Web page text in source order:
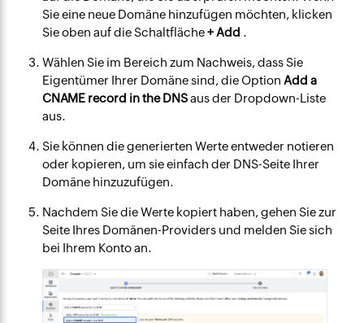
Sie eine neue Domäne hinzufügen möchten, klicken
Sie oben auf die Schaltfläche+ Add .
Wählen Sie im Bereich zum Nachweis, dass Sie
Eigentümer Ihrer Domäne sind, die OptionAdd a
CNAME record in the DNSaus der Dropdown-Liste
aus.
Sie können die generierten Werte entweder notieren
oder kopieren, um sie einfach der DNS-Seite Ihrer
Domäne hinzuzufügen.
Nachdem Sie die Werte kopiert haben, gehen Sie zur
Seite Ihres Domänen-Providers und melden Sie sich
bei Ihrem Konto an.